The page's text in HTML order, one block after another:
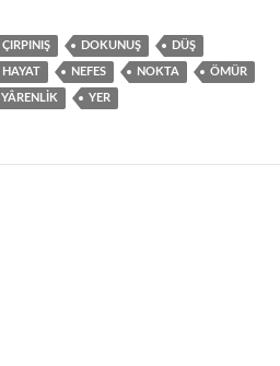
ÇIRPINIŞ DOKUNUŞ DÜŞ
HAYAT NEFES NOKTA ÖMÜR
YÂRENLIK YER